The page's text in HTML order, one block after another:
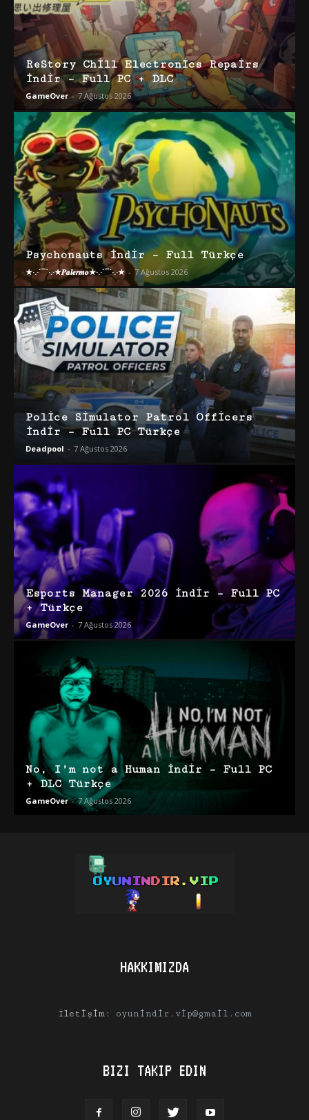
ReStory Chill Electronics Repairs
İndir – Full PC + DLC
GameOver - 7 Ağustos 2026
Psychonauts İndir – Full Türkçe
★·.·´¯`·.·★𝑷𝒂𝒍𝒆𝒓𝒎𝒐★·.·´¯`·.·★ - 7 Ağustos 2026
Police Simulator Patrol Officers
İndir – Full PC Türkçe
Deadpool - 7 Ağustos 2026
Esports Manager 2026 İndir – Full PC
+ Türkçe
GameOver - 7 Ağustos 2026
No, I’m not a Human İndir – Full PC
+ DLC Türkçe
GameOver - 7 Ağustos 2026
HAKKIMIZDA
İletişim: oyunindir.vip@gmail.com
BIZI TAKIP EDIN